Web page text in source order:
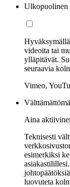
Ulkopuolinen
videoita tai
ylläpitävät.
seuraavia
Vimeo,
Aina
Teknisesti
esimerkiksi
luovuteta